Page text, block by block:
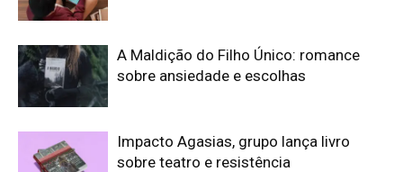
A Maldição do Filho Único: romance
sobre ansiedade e escolhas
Impacto Agasias, grupo lança livro
sobre teatro e resistência